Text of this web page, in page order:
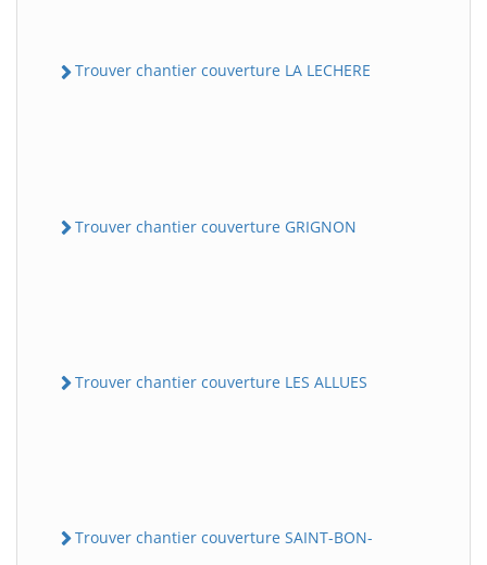
Trouver chantier couverture LA LECHERE
Trouver chantier couverture GRIGNON
Trouver chantier couverture LES ALLUES
Trouver chantier couverture SAINT-BON-